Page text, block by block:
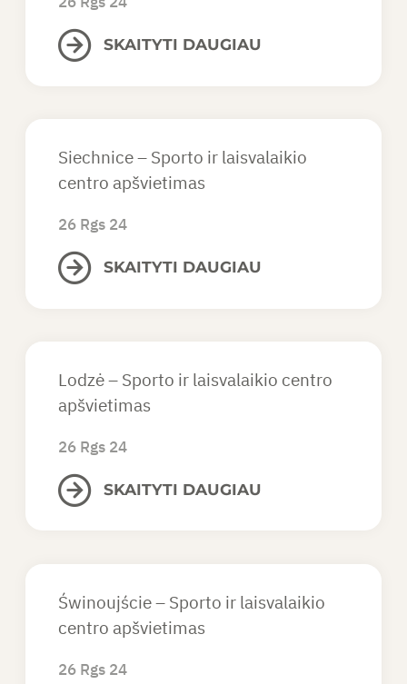
SKAITYTI DAUGIAU
Siechnice – Sporto ir laisvalaikio
centro apšvietimas
SKAITYTI DAUGIAU
26 Rgs 24
Lodzė – Sporto ir laisvalaikio centro
apšvietimas
SKAITYTI DAUGIAU
26 Rgs 24
Świnoujście – Sporto ir laisvalaikio
centro apšvietimas
26 Rgs 24